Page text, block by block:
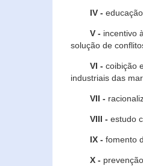
IV -
V - incentivo
solução de
VI - coibição
industriais das
VII -
VIII - estudo
IX - fomento
X -